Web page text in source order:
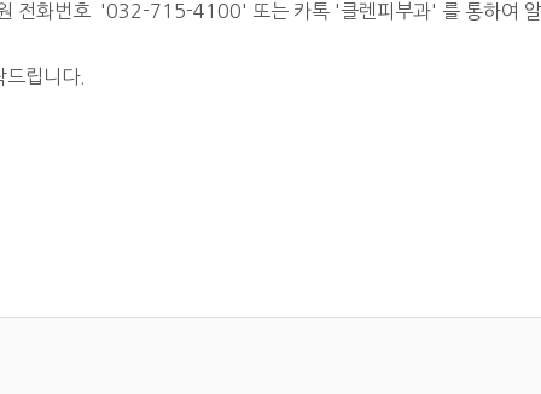
전화번호 '032-715-4100' 또는 카톡 '클렌피부과' 를 통하여 알
립니다.